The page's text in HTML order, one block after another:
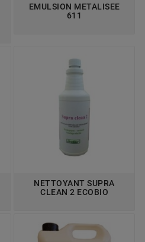
EMULSION METALISEE
611
NETTOYANT SUPRA
CLEAN 2 ECOBIO